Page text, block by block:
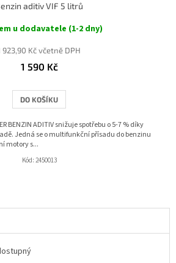
aditiv VIF 5 litrů
u dodavatele (1-2 dny)
923,90 Kč včetně DPH
1 590 Kč
DO KOŠÍKU
BENZIN ADITIV snižuje spotřebu o 5-7 % díky
Jedná se o multifunkční přísadu do benzinu
motory s...
Kód: 2450013